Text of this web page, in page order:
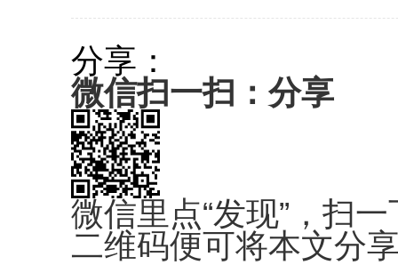
分享：
微信扫一扫：分享
微信里点“发现”，扫一
二维码便可将本文分